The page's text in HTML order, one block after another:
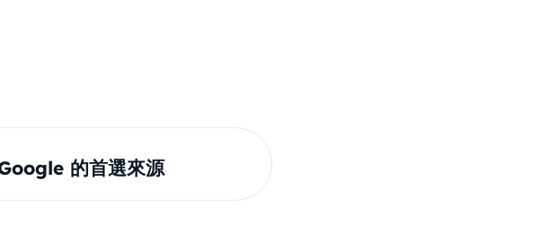
的首選來源